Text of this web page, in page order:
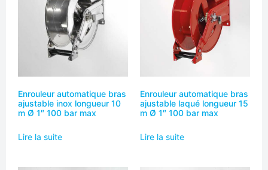
Enrouleur automatique bras
ajustable inox longueur 10
m Ø 1″ 100 bar max
Lire la suite
Enrouleur automatique bras
ajustable laqué longueur 15
m Ø 1″ 100 bar max
Lire la suite